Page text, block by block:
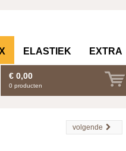
ELASTIEK EXTRA
€ 0,00
0 producten
volgende